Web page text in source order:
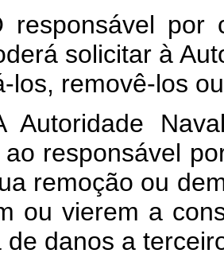
responsável por
solicitar à
los, removê-los
Autoridade
responsável
remoção ou
ou vierem a
de danos a